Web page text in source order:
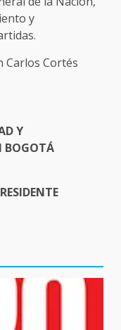
y
Carlos Cortés
Y
BOGOTÁ